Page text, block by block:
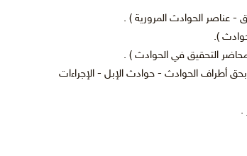
عناصر الحوادث المرورية ) .
).
التحقيق في الحوادث ) .
بحق أطراف الحوادث - حوادث الإبل - الإجراءات
.